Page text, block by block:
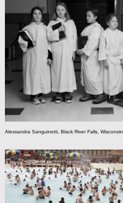
Alessandra Sanguinetti, Black River Falls, Wisconsin